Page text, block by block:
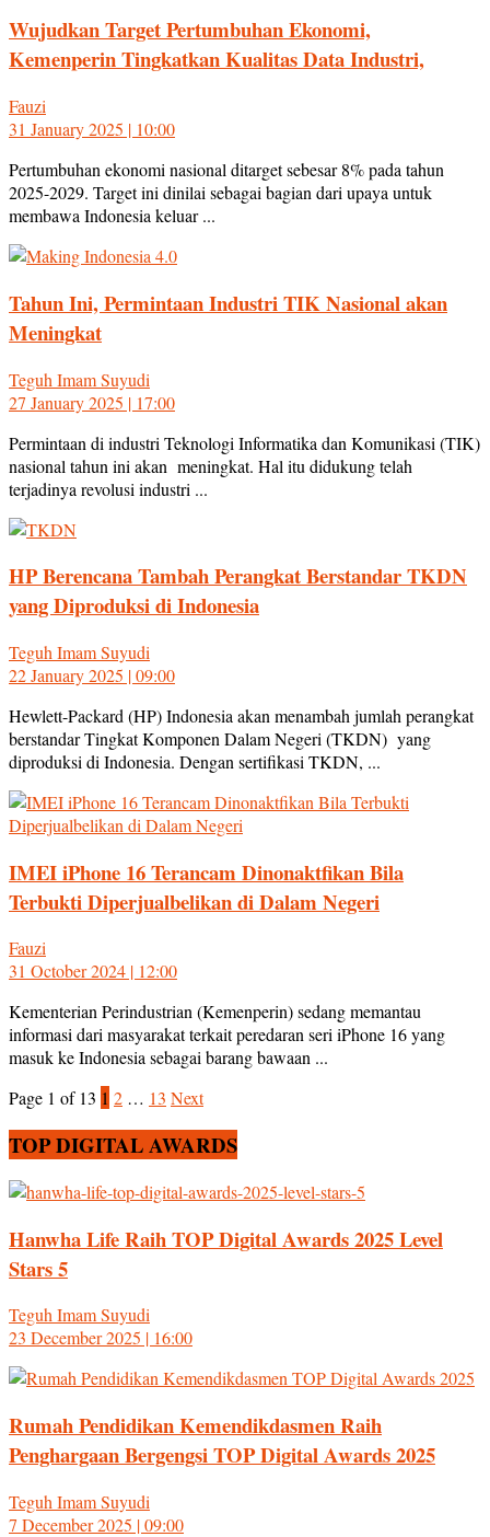
Wujudkan Target Pertumbuhan Ekonomi,
Kemenperin Tingkatkan Kualitas Data Industri,
Fauzi
31 January 2025 | 10:00
Pertumbuhan ekonomi nasional ditarget sebesar 8% pada tahun
2025-2029. Target ini dinilai sebagai bagian dari upaya untuk
membawa Indonesia keluar ...
Tahun Ini, Permintaan Industri TIK Nasional akan
Meningkat
Teguh Imam Suyudi
27 January 2025 | 17:00
Permintaan di industri Teknologi Informatika dan Komunikasi (TIK)
nasional tahun ini akan meningkat. Hal itu didukung telah
terjadinya revolusi industri ...
HP Berencana Tambah Perangkat Berstandar TKDN
yang Diproduksi di Indonesia
Teguh Imam Suyudi
22 January 2025 | 09:00
Hewlett-Packard (HP) Indonesia akan menambah jumlah perangkat
berstandar Tingkat Komponen Dalam Negeri (TKDN) yang
diproduksi di Indonesia. Dengan sertifikasi TKDN, ...
IMEI iPhone 16 Terancam Dinonaktfikan Bila
Terbukti Diperjualbelikan di Dalam Negeri
Fauzi
31 October 2024 | 12:00
Kementerian Perindustrian (Kemenperin) sedang memantau
informasi dari masyarakat terkait peredaran seri iPhone 16 yang
masuk ke Indonesia sebagai barang bawaan ...
Page 1 of 13 1 2 … 13 Next
TOP DIGITAL AWARDS
Hanwha Life Raih TOP Digital Awards 2025 Level
Stars 5
Teguh Imam Suyudi
23 December 2025 | 16:00
Rumah Pendidikan Kemendikdasmen Raih
Penghargaan Bergengsi TOP Digital Awards 2025
Teguh Imam Suyudi
7 December 2025 | 09:00